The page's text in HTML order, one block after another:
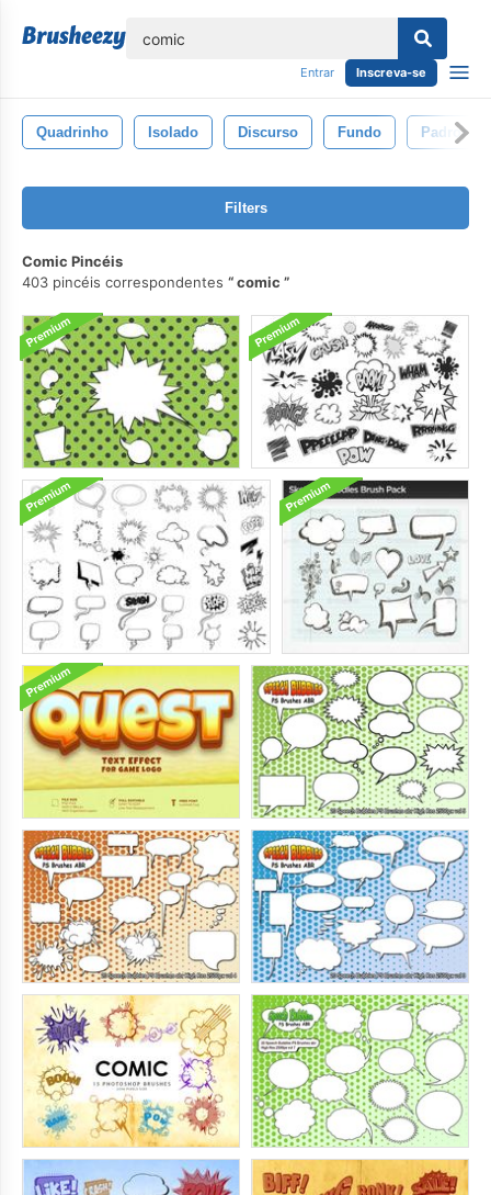
Entrar Inscreva-se
Quadrinho Isolado Discurso Fundo
Filters
Comic Pincéis
403 pincéis correspondentes
comic